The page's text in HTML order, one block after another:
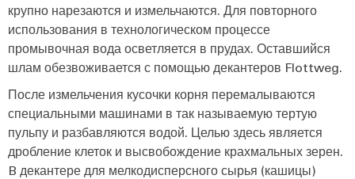
крупно нарезаются и измельчаются. Для повторного
использования в технологическом процессе
промывочная вода осветляется в прудах. Оставшийся
шлам обезвоживается с помощью декантеров Flottweg.
После измельчения кусочки корня перемалываются
специальными машинами в так называемую тертую
пульпу и разбавляются водой. Целью здесь является
дробление клеток и высвобождение крахмальных зерен.
B декантере для мелкодисперсного сырья (кашицы)